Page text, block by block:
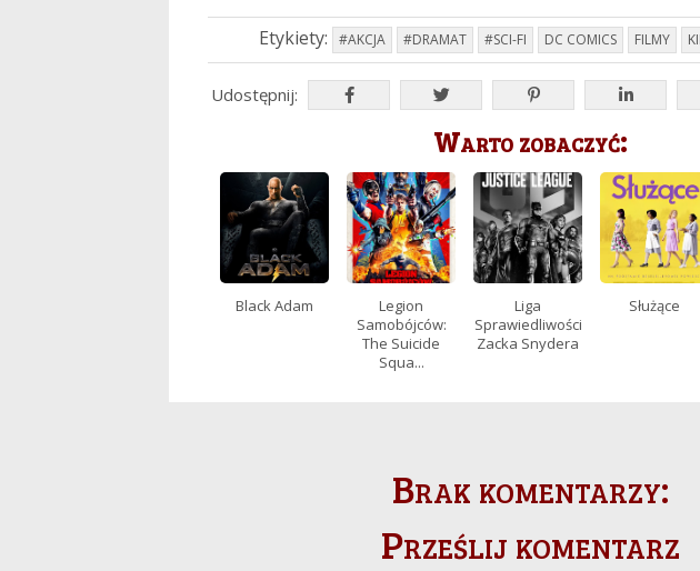
Etykiety: #AKCJA #DRAMAT #SCI-FI DC COMICS FILMY
Udostępnij:
Warto zobaczyć:
Black Adam
Legion
Samobójców:
The Suicide
Squa...
Liga
Sprawiedliwości
Zacka Snydera
Służące
Brak komentarzy:
Prześlij komentarz